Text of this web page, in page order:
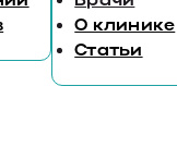
О клинике
Статьи